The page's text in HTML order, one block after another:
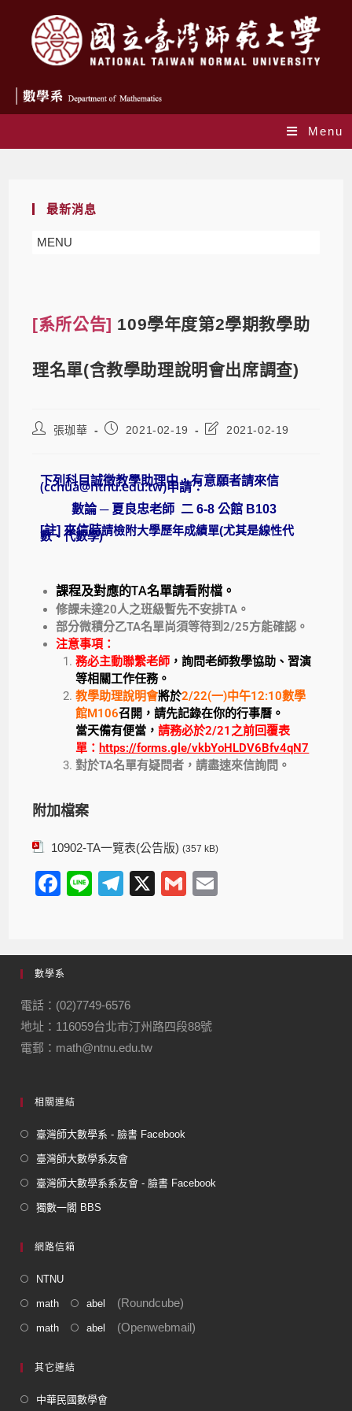
Menu
最新消息
MENU
[系所公告] 109學年度第2學期教學助
理名單(含教學助理說明會出席調查)
張珈華 2021-02-19 2021-02-19
下列科目誠徵教學助理中，有意願者請來信
(cchua@ntnu.edu.tw)申請：
數論 ─ 夏良忠老師 二 6-8 公館 B103
[註] 來信時請檢附大學歷年成績單(尤其是線性代
數、代數學)
課程及對應的TA名單請看附檔。
修課未達20人之班級暫先不安排TA。
部分微積分乙TA名單尚須等待到2/25方能確認。
注意事項：
務必主動聯繫老師 ，詢問老師教學協助、習演
等相關工作任務。
教學助理說明會將於2/22(一)中午12:10數學
館M106召開 ，請先記錄在你的行事曆。
當天備有便當，請務必於2/21之前回覆表
單： https://forms.gle/vkbYoHLDV6Bfv4qN7
對於TA名單有疑問者，請盡速來信詢問。
附加檔案
10902-TA一覽表(公告版) (357 kB)
F
e
b
o
o
k
Li
T
gr
m
X
G
數學系
電話：(02)7749-6576
地址：116059台北市汀州路四段88號
電郵：math@ntnu.edu.tw
相關連結
臺灣師大數學系 - 臉書 Facebook
臺灣師大數學系友會
臺灣師大數學系系友會 - 臉書 Facebook
獨數一閣 BBS
網路信箱
NTNU
math abel (Roundcube)
math abel (Openwebmail)
其它連結
中華民國數學會